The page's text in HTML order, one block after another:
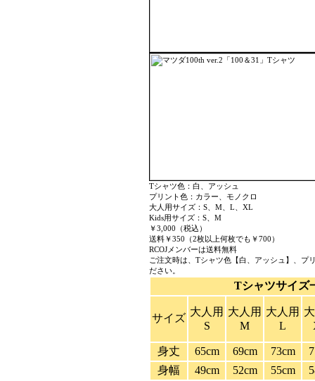
Tシャツ色：白、アッシュ
プリント色：カラー、モノクロ
大人用サイズ：S、M、L、XL
Kids用サイズ：S、M
￥3,000（税込）
送料￥350（2枚以上何枚でも￥700）
RCOJメンバーは送料無料
ご注文時は、Tシャツ色【白、アッシュ】、プ
ださい。
Tシャツサイズ
サイズ
大人用
S
大人用
M
大人用
L
身丈 65cm 69cm 73cm
身幅
49cm 52cm 55cm